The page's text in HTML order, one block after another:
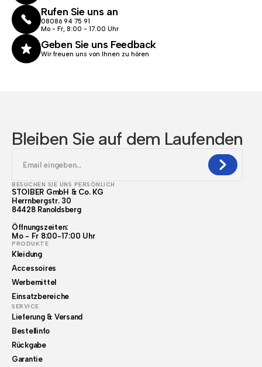
Rufen Sie uns an
08086 94 75 91
Mo - Fr, 8:00 - 17.00 Uhr
Geben Sie uns Feedback
Wir freuen uns von Ihnen zu hören
Bleiben Sie auf dem Laufenden
BESUCHEN SIE UNS PERSÖNLICH
STOIBER GmbH & Co. KG
Herrnbergstr. 30
84428 Ranoldsberg
Öffnungszeiten:
Mo - Fr 8:00-17:00 Uhr
PRODUKTE
Kleidung
Accessoires
Werbemittel
Einsatzbereiche
SERVICE
Lieferung & Versand
Bestellinfo
Rückgabe
Garantie